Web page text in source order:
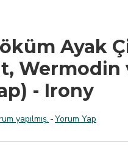
Ayak
Wermodin
- Irony
yapılmış. -Yorum Yap